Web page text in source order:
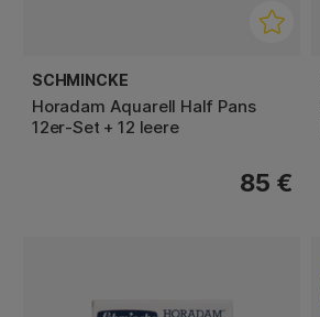
SCHMINCKE
Horadam Aquarell Half Pans
12er-Set + 12 leere
85 €